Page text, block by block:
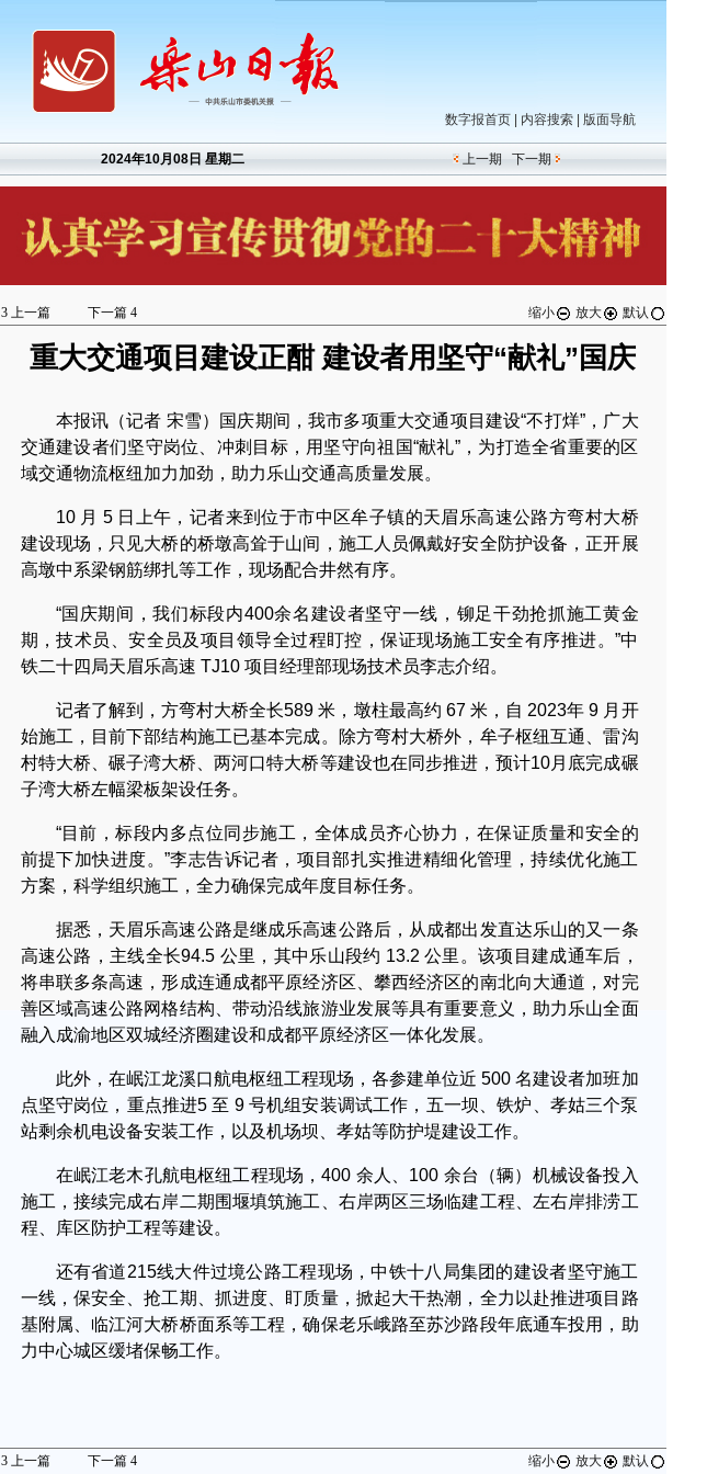
数字报首页 内容搜索 版面导航
2024年10月08日 星期二 上一期 下一期
3上一篇 下一篇 4 缩小 放大 默认
重大交通项目建设正酣 建设者用坚守“献礼”国庆
本报讯（记者 宋雪）国庆期间，我市多项重大交通项目建设“不打烊”，广大
交通建设者们坚守岗位、冲刺目标，用坚守向祖国“献礼”，为打造全省重要的区
域交通物流枢纽加力加劲，助力乐山交通高质量发展。
10 月 5 日上午，记者来到位于市中区牟子镇的天眉乐高速公路方弯村大桥
建设现场，只见大桥的桥墩高耸于山间，施工人员佩戴好安全防护设备，正开展
高墩中系梁钢筋绑扎等工作，现场配合井然有序。
“国庆期间，我们标段内400余名建设者坚守一线，铆足干劲抢抓施工黄金
期，技术员、安全员及项目领导全过程盯控，保证现场施工安全有序推进。”中
铁二十四局天眉乐高速 TJ10 项目经理部现场技术员李志介绍。
记者了解到，方弯村大桥全长589 米，墩柱最高约 67 米，自 2023年 9 月开
始施工，目前下部结构施工已基本完成。除方弯村大桥外，牟子枢纽互通、雷沟
村特大桥、碾子湾大桥、两河口特大桥等建设也在同步推进，预计10月底完成碾
子湾大桥左幅梁板架设任务。
“目前，标段内多点位同步施工，全体成员齐心协力，在保证质量和安全的
前提下加快进度。”李志告诉记者，项目部扎实推进精细化管理，持续优化施工
方案，科学组织施工，全力确保完成年度目标任务。
据悉，天眉乐高速公路是继成乐高速公路后，从成都出发直达乐山的又一条
高速公路，主线全长94.5 公里，其中乐山段约 13.2 公里。该项目建成通车后，
将串联多条高速，形成连通成都平原经济区、攀西经济区的南北向大通道，对完
善区域高速公路网格结构、带动沿线旅游业发展等具有重要意义，助力乐山全面
融入成渝地区双城经济圈建设和成都平原经济区一体化发展。
此外，在岷江龙溪口航电枢纽工程现场，各参建单位近 500 名建设者加班加
点坚守岗位，重点推进5 至 9 号机组安装调试工作，五一坝、铁炉、孝姑三个泵
站剩余机电设备安装工作，以及机场坝、孝姑等防护堤建设工作。
在岷江老木孔航电枢纽工程现场，400 余人、100 余台（辆）机械设备投入
施工，接续完成右岸二期围堰填筑施工、右岸两区三场临建工程、左右岸排涝工
程、库区防护工程等建设。
还有省道215线大件过境公路工程现场，中铁十八局集团的建设者坚守施工
一线，保安全、抢工期、抓进度、盯质量，掀起大干热潮，全力以赴推进项目路
基附属、临江河大桥桥面系等工程，确保老乐峨路至苏沙路段年底通车投用，助
力中心城区缓堵保畅工作。
3上一篇 下一篇 4 缩小 放大 默认